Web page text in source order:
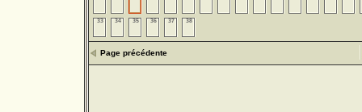
33 34 35 36 37 38
Page précédente